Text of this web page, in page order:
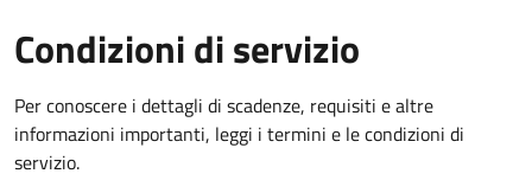
Condizioni di servizio
Per conoscere i dettagli di scadenze, requisiti e altre
informazioni importanti, leggi i termini e le condizioni di
servizio.